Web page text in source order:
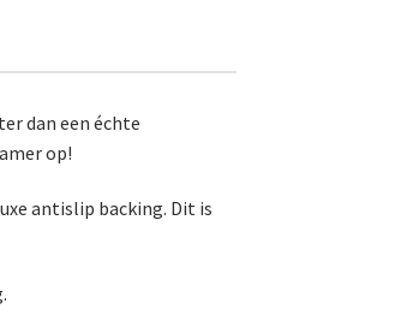
dan een échte
op!
antislip backing. Dit is